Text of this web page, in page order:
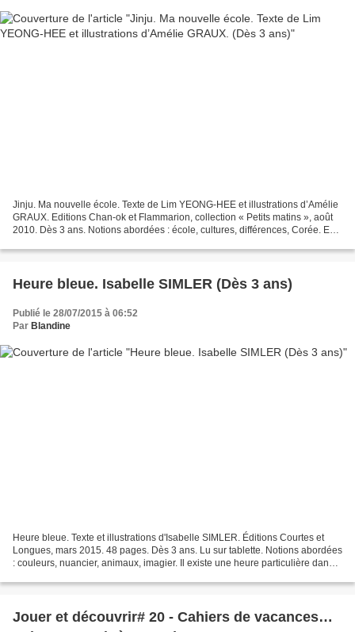
Jinju. Ma nouvelle école. Texte de Lim YEONG-HEE et illustrations d’Amélie
GRAUX. Editions Chan-ok et Flammarion, collection « Petits matins », août
2010. Dès 3 ans. Notions abordées : école, cultures, différences, Corée. En
Heure bleue. Isabelle SIMLER (Dès 3 ans)
Publié le 28/07/2015 à 06:52
Par Blandine
Heure bleue. Texte et illustrations d'Isabelle SIMLER. Éditions Courtes et
Longues, mars 2015. 48 pages. Dès 3 ans. Lu sur tablette. Notions abordées
: couleurs, nuancier, animaux, imagier. Il existe une heure particulière dans
Jouer et découvrir# 20 - Cahiers de vacances…